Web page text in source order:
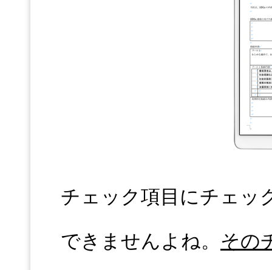
チェック項目にチェッ
できませんよね。 その